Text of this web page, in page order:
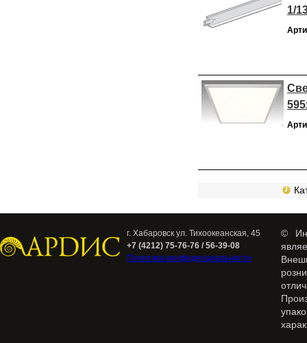
1/
г. Хабаровск ул. Тихоокеанская, 45
+7 (4212) 75-76-76 / 56-39-08
Политика конфиденциальности
©